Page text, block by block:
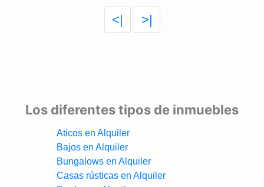
<| >|
Los diferentes tipos de inmuebles
Aticos en Alquiler
Bajos en Alquiler
Bungalows en Alquiler
Casas rústicas en Alquiler